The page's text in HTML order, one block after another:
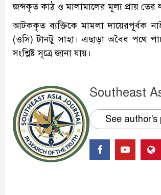
জব্দকৃত কাঠ ও মালামালের মূল্য প্রায় তের
আটককৃত ব্যক্তিকে মামলা দায়েরপূূর্বক
(ওসি) টানটু সাহা। এছাড়া অবৈধ পথে
সংশ্লিষ্ট সূত্রে জানা যায়।
Southeast
See author's